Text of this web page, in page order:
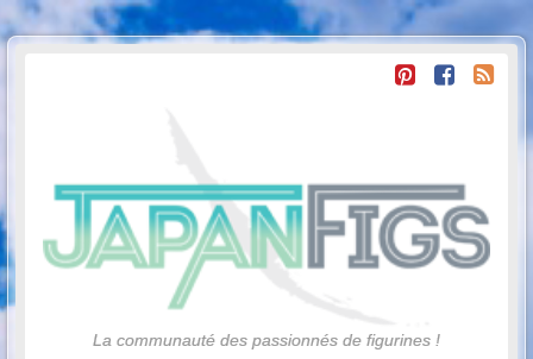
La communauté des passionnés de figurines !